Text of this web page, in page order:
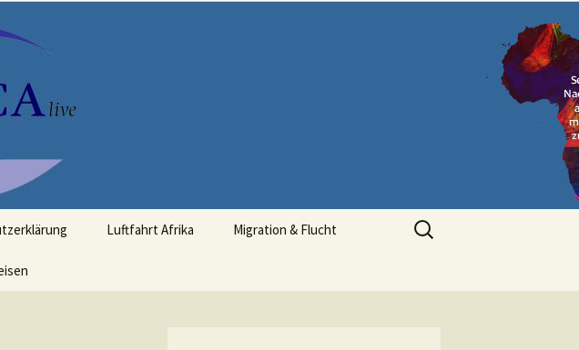
Luftfahrt Afrika Migration & Flucht
Suchen
nach: